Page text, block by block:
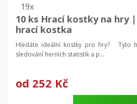
19x
10 ks Hrací kostky na hry
hrací kostka
Hledáte ideální kostky pro hry? Tyto
sledování herních statistik a p...
od 252 Kč